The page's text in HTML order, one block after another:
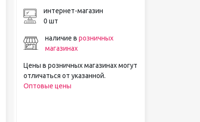
Шкатулки
БРЕНДЫ
интернет-магазин
0 шт
наличие в розничных
магазинах
Цены в розничных магазинах могут
отличаться от указанной.
Оптовые цены